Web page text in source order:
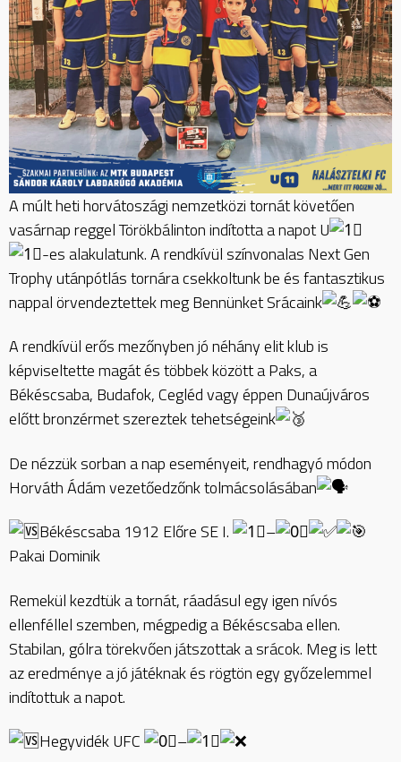
A múlt heti horvátoszági nemzetközi tornát követően
vasárnap reggel Törökbálinton indította a napot U
-es alakulatunk. A rendkívül színvonalas Next Gen
Trophy utánpótlás tornára csekkoltunk be és fantasztikus
nappal örvendeztettek meg Bennünket Srácaink
A rendkívül erős mezőnyben jó néhány elit klub is
képviseltette magát és többek között a Paks, a
Békéscsaba, Budafok, Cegléd vagy éppen Dunaújváros
előttbronzérmet szereztek tehetségeink
De nézzük sorban a nap eseményeit, rendhagyó módon
Horváth Ádám vezetőedzőnk tolmácsolásában
Békéscsaba 1912 Előre SE I.
–
Pakai Dominik
Remekül kezdtük a tornát, ráadásul egy igen nívós
ellenféllel szemben, mégpedig a Békéscsaba ellen.
Stabilan, gólra törekvően játszottak a srácok. Meg is lett
az eredménye a jó játéknak és rögtön egy győzelemmel
indítottuk a napot.
Hegyvidék UFC
–